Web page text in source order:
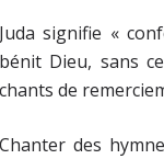
Juda signifie «
bénit Dieu, sans
chants de
Chanter des